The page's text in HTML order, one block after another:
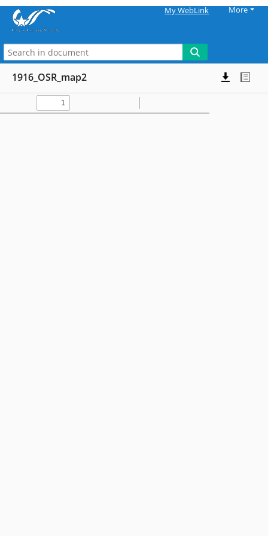
My WebLink More
1916_OSR_map2